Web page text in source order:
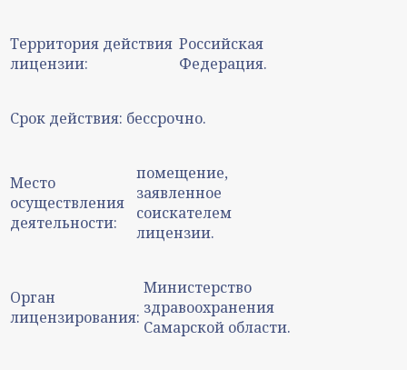
Территория действия
лицензии:
Российская
Федерация.
Срок действия: бессрочно.
Место
осуществления
деятельности:
помещение,
заявленное
соискателем
лицензии.
Орган
лицензирования:
Министерство
здравоохранения
Самарской области.